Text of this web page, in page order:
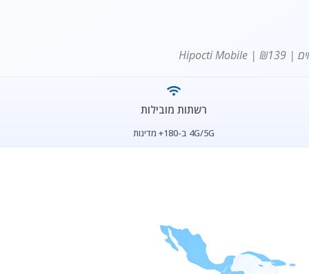
רשתות מובילות
4G/5G ב-180+ מדינות